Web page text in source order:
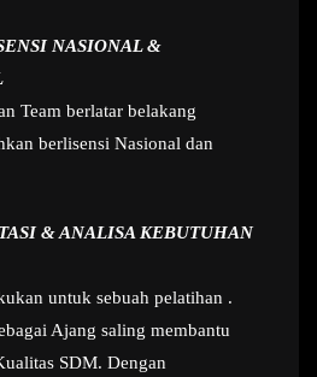
NASIONAL &
Team berlatar belakang
berlisensi Nasional dan
& ANALISA KEBUTUHAN
untuk sebuah pelatihan .
Ajang saling membantu
SDM. Dengan